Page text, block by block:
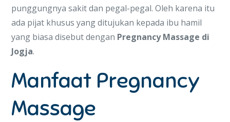
punggungnya sakit dan pegal-pegal. Oleh karena itu
ada pijat khusus yang ditujukan kepada ibu hamil
yang biasa disebut dengan Pregnancy Massage di
Jogja.
Manfaat Pregnancy
Massage